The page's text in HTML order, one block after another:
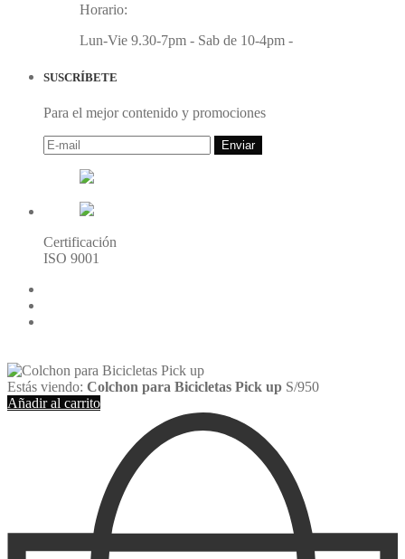
Horario:
Lun-Vie 9.30-7pm - Sab de 10-4pm -
SUSCRÍBETE
Para el mejor contenido y promociones
Enviar
Certificación
ISO 9001
Estás viendo: Colchon para Bicicletas Pick up S/950
Añadir al carrito